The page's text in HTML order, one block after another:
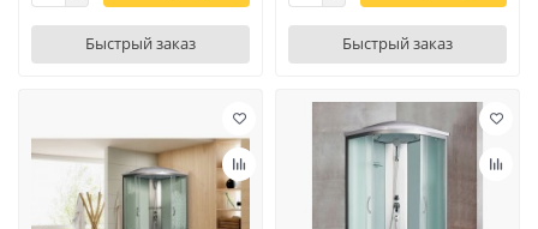
Быстрый заказ Быстрый заказ